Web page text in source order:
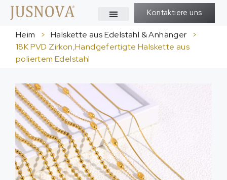
Kontaktiere uns
Heim > Halskette aus Edelstahl & Anhänger
>
18K PVD Zirkon,Handgefertigte Halskette aus
poliertem Edelstahl